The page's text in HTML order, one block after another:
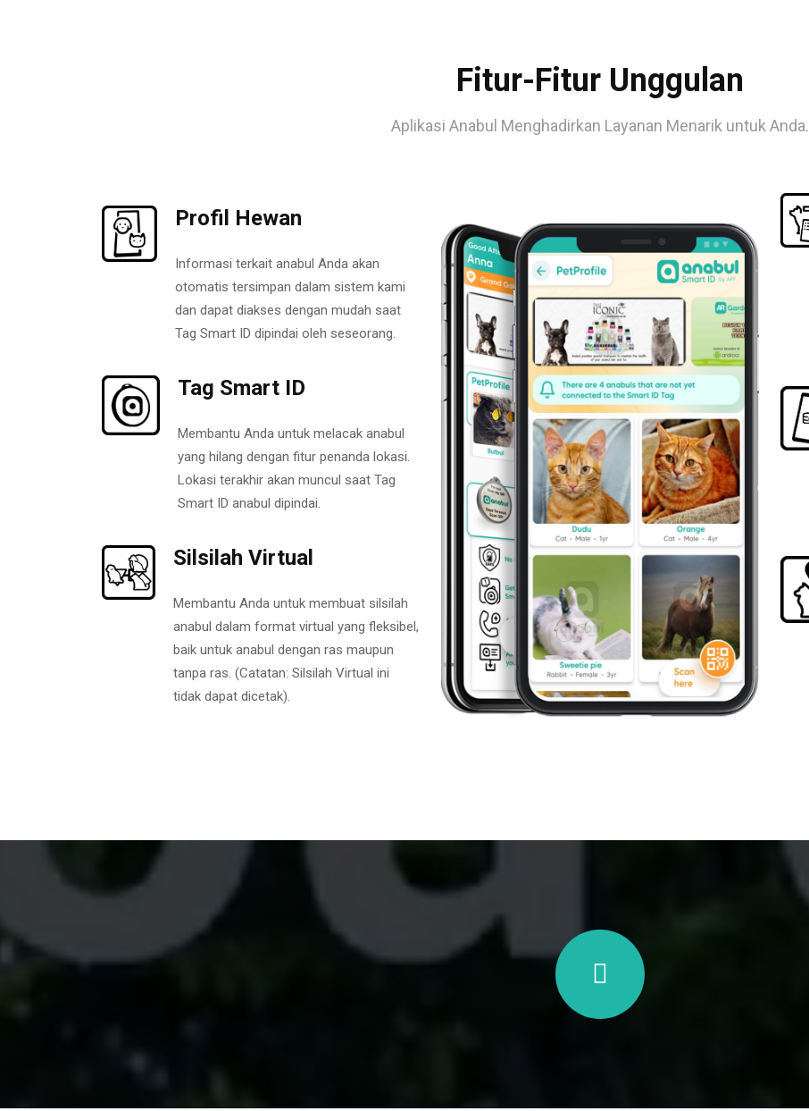
Fitur-Fitur Unggulan
Aplikasi Anabul Menghadirkan Layanan Menarik untuk Anda.
Profil Hewan
Informasi terkait anabul Anda akan
otomatis tersimpan dalam sistem kami
dan dapat diakses dengan mudah saat
Tag Smart ID dipindai oleh seseorang.
Tag Smart ID
Membantu Anda untuk melacak anabul
yang hilang dengan fitur penanda lokasi.
Lokasi terakhir akan muncul saat Tag
Smart ID anabul dipindai.
Silsilah Virtual
Membantu Anda untuk membuat silsilah
anabul dalam format virtual yang fleksibel,
baik untuk anabul dengan ras maupun
tanpa ras. (Catatan: Silsilah Virtual ini
tidak dapat dicetak).